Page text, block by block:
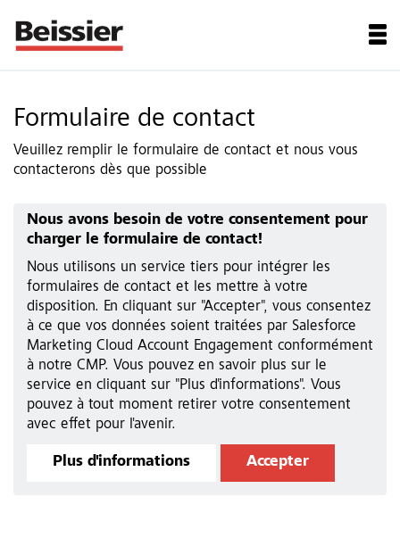
Formulaire de contact
Veuillez remplir le formulaire de contact et nous vous
contacterons dès que possible
Nous avons besoin de votre consentement pour
charger le formulaire de contact!
Nous utilisons un service tiers pour intégrer les
formulaires de contact et les mettre à votre
disposition. En cliquant sur "Accepter", vous consentez
à ce que vos données soient traitées par Salesforce
Marketing Cloud Account Engagement conformément
à notre CMP. Vous pouvez en savoir plus sur le
service en cliquant sur "Plus d'informations". Vous
pouvez à tout moment retirer votre consentement
avec effet pour l'avenir.
Plus d'informations Accepter